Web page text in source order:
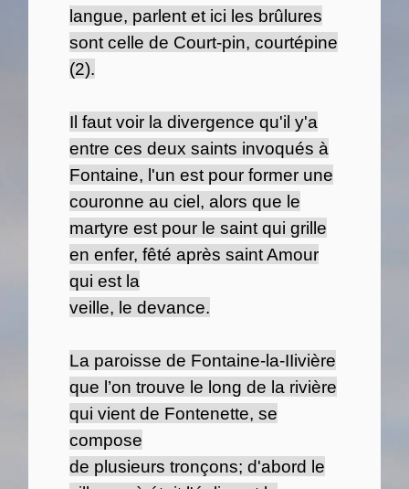
langue, parlent et ici les brûlures
sont celle de Court-pin, courtépine
(2).
Il faut voir la divergence qu'il y'a
entre ces deux saints invoqués à
Fontaine, l'un est pour former une
couronne au ciel, alors que le
martyre est pour le saint qui grille
en enfer, fêté après saint Amour
qui est la
veille, le devance.
La paroisse de Fontaine-la-IIivière
que l’on trouve le long de la rivière
qui vient de Fontenette, se
compose
de plusieurs tronçons; d'abord le